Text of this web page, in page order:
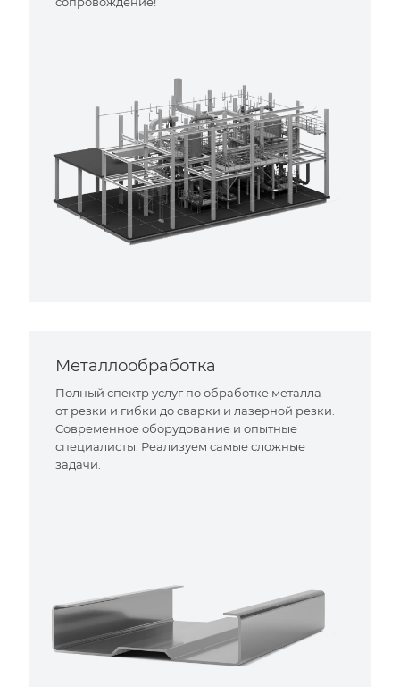
Металлообработка
Полный спектр услуг по обработке металла —
от резки и гибки до сварки и лазерной резки.
Современное оборудование и опытные
специалисты. Реализуем самые сложные
задачи.